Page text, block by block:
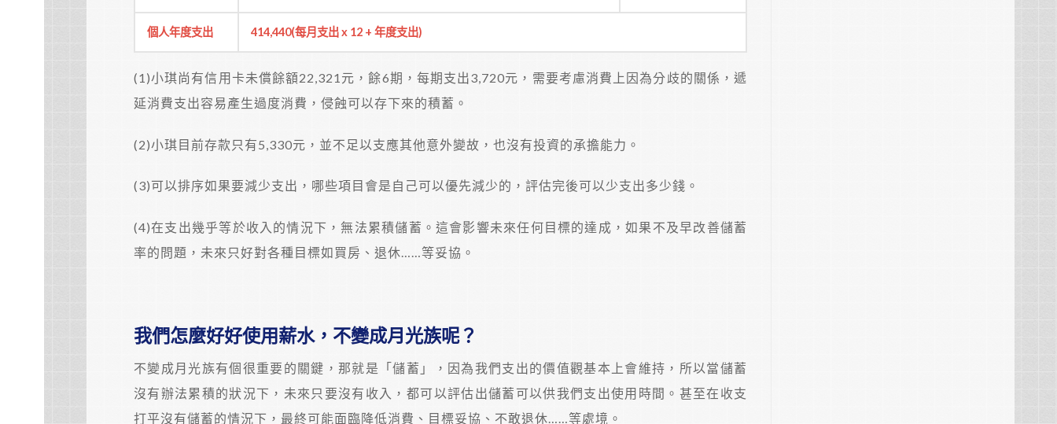
個人年度支出 414,440(每月支出 x 12 + 年度支出)
(1)小琪尚有信用卡未償餘額22,321元，餘6期，每期支出3,720元，需要考慮消費上因為分歧的關係，遞
延消費支出容易產生過度消費，侵蝕可以存下來的積蓄。
(2)小琪目前存款只有5,330元，並不足以支應其他意外變故，也沒有投資的承擔能力。
(3)可以排序如果要減少支出，哪些項目會是自己可以優先減少的，評估完後可以少支出多少錢。
(4)在支出幾乎等於收入的情況下，無法累積儲蓄。這會影響未來任何目標的達成，如果不及早改善儲蓄
率的問題，未來只好對各種目標如買房、退休……等妥協。
我們怎麼好好使用薪水，不變成月光族呢？
不變成月光族有個很重要的關鍵，那就是「儲蓄」，因為我們支出的價值觀基本上會維持，所以當儲蓄
沒有辦法累積的狀況下，未來只要沒有收入，都可以評估出儲蓄可以供我們支出使用時間。甚至在收支
打平沒有儲蓄的情況下，最終可能面臨降低消費、目標妥協、不敢退休……等處境。